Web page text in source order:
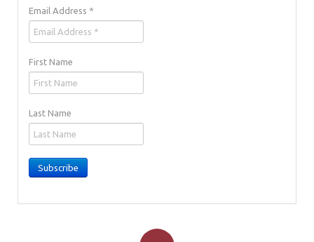
Email Address *
First Name
Last Name
Subscribe